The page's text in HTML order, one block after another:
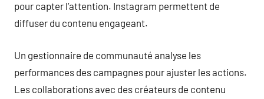
pour capter l’attention. Instagram permettent de
diffuser du contenu engageant.
Un gestionnaire de communauté analyse les
performances des campagnes pour ajuster les actions.
Les collaborations avec des créateurs de contenu